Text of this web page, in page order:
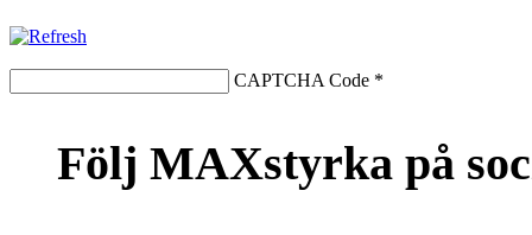
CAPTCHA Code *
Följ MAXstyrka på